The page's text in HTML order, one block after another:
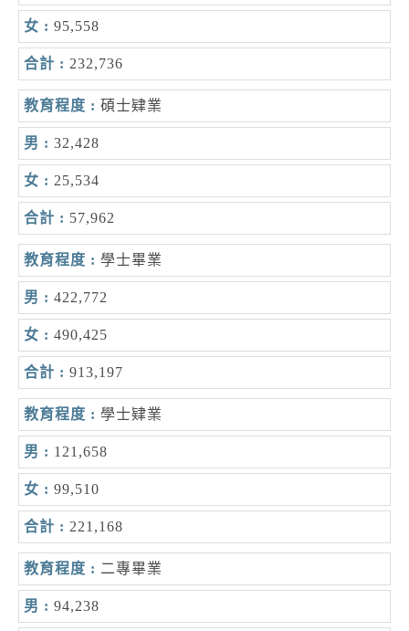
95,558
232,736
碩士肄業
32,428
25,534
57,962
學士畢業
422,772
490,425
913,197
學士肄業
121,658
99,510
221,168
二專畢業
94,238